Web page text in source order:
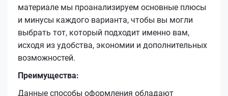
материале мы проанализируем основные плюсы
и минусы каждого варианта, чтобы вы могли
выбрать тот, который подходит именно вам,
исходя из удобства, экономии и дополнительных
возможностей.
Преимущества:
Данные способы оформления обладают